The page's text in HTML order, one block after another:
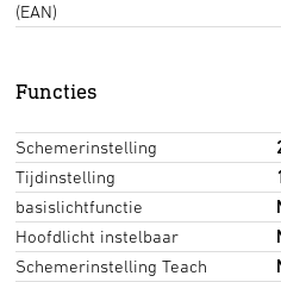
(EAN)
Functies
Schemerinstelling
Tijdinstelling
basislichtfunctie
Hoofdlicht instelbaar
Schemerinstelling Teach